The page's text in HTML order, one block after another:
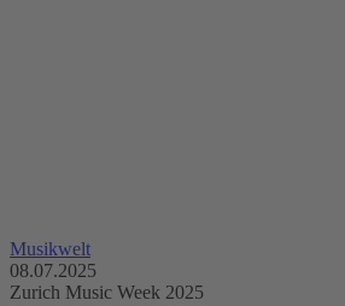
Musikwelt
08.07.2025
Zurich Music Week 2025